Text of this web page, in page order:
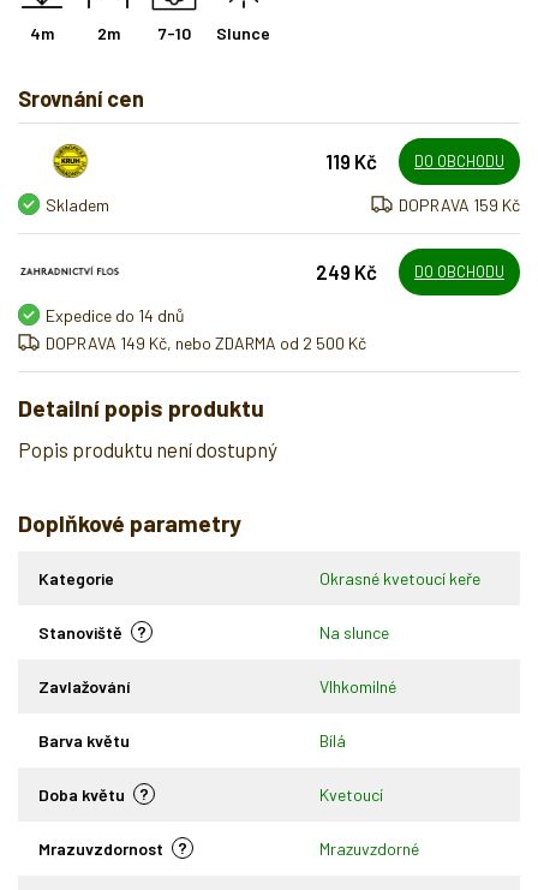
4m 2m 7-10 Slunce
Srovnání cen
119 Kč DO OBCHODU
Skladem DOPRAVA 159 Kč
249 Kč DO OBCHODU
Expedice do 14 dnů
DOPRAVA 149 Kč, nebo ZDARMA od 2 500 Kč
Detailní popis produktu
Popis produktu není dostupný
Doplňkové parametry
Kategorie Okrasné kvetoucí keře
?
Stanoviště Na slunce
Zavlažování Vlhkomilné
Barva květu Bílá
?
Doba květu Kvetoucí
?
Mrazuvzdornost Mrazuvzdorné